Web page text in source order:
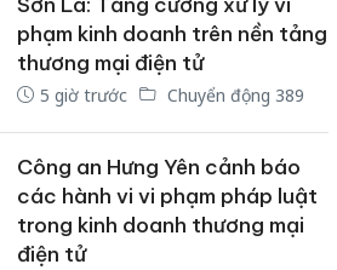
phạm kinh doanh trên nền tảng
thương mại điện tử
5 giờ trước Chuyển động 389
Công an Hưng Yên cảnh báo
các hành vi vi phạm pháp luật
trong kinh doanh thương mại
điện tử